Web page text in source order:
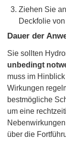
Ziehen Sie
Deckfolie
Dauer der
Sie sollten
unbedingt
muss im
Wirkungen
bestmögliche
um eine
über die